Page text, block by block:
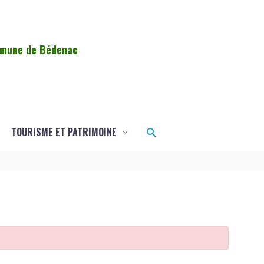
de Bédenac
TOURISME ET PATRIMOINE Rechercher